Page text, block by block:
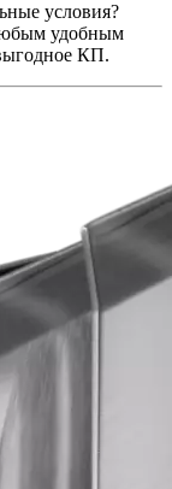
условия?
удобным
КП.